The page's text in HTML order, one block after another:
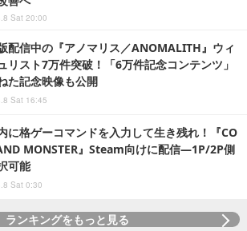
Sat 20:00
配信中の『アノマリス／ANOMALITH』ウィ
リスト7万件突破！「6万件記念コンテンツ」
た記念映像も公開
Sat 16:45
に格ゲーコマンドを入力して生き残れ！『CO
MONSTER』Steam向けに配信―1P/2P側
可能
Sat 0:30
ランキングをもっと見る